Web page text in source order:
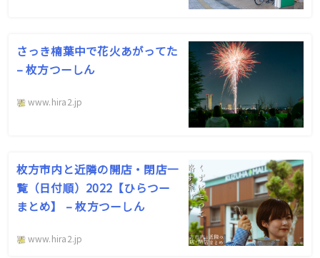
さっき楠葉中で花火あがってた
– 枚方つーしん
www.hira2.jp
枚方市内と近隣の開店・閉店一
覧（日付順）2022【ひらつー
まとめ】 – 枚方つーしん
www.hira2.jp